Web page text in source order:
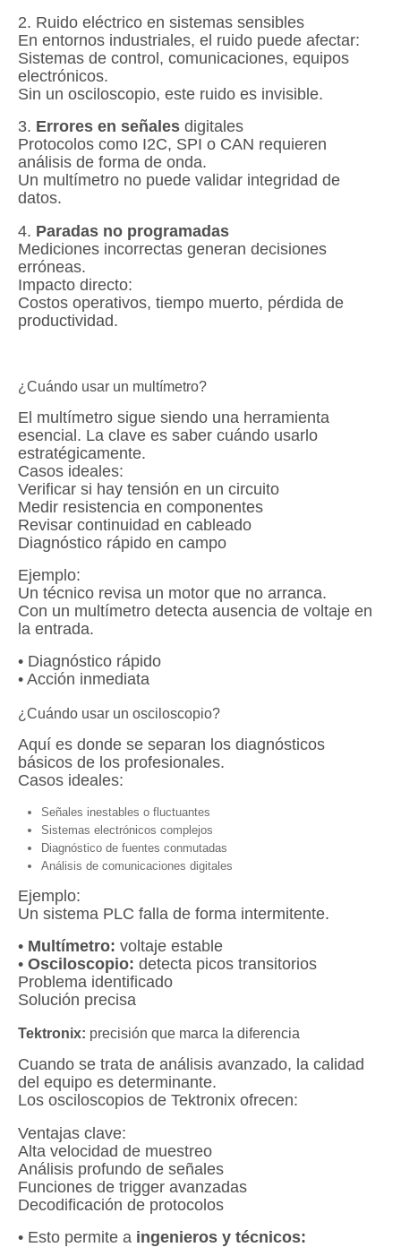
2. Ruido eléctrico en sistemas sensibles
En entornos industriales, el ruido puede afectar:
Sistemas de control, comunicaciones, equipos
electrónicos.
Sin un osciloscopio, este ruido es invisible.
3. Errores en señales digitales
Protocolos como I2C, SPI o CAN requieren
análisis de forma de onda.
Un multímetro no puede validar integridad de
datos.
4. Paradas no programadas
Mediciones incorrectas generan decisiones
erróneas.
Impacto directo:
Costos operativos, tiempo muerto, pérdida de
productividad.
¿Cuándo usar un multímetro?
El multímetro sigue siendo una herramienta
esencial. La clave es saber cuándo usarlo
estratégicamente.
Casos ideales:
Verificar si hay tensión en un circuito
Medir resistencia en componentes
Revisar continuidad en cableado
Diagnóstico rápido en campo
Ejemplo:
Un técnico revisa un motor que no arranca.
Con un multímetro detecta ausencia de voltaje en
la entrada.
• Diagnóstico rápido
• Acción inmediata
¿Cuándo usar un osciloscopio?
Aquí es donde se separan los diagnósticos
básicos de los profesionales.
Casos ideales:
Señales inestables o fluctuantes
Sistemas electrónicos complejos
Diagnóstico de fuentes conmutadas
Análisis de comunicaciones digitales
Ejemplo:
Un sistema PLC falla de forma intermitente.
• Multímetro: voltaje estable
• Osciloscopio: detecta picos transitorios
Problema identificado
Solución precisa
Tektronix: precisión que marca la diferencia
Cuando se trata de análisis avanzado, la calidad
del equipo es determinante.
Los osciloscopios de Tektronix ofrecen:
Ventajas clave:
Alta velocidad de muestreo
Análisis profundo de señales
Funciones de trigger avanzadas
Decodificación de protocolos
• Esto permite a ingenieros y técnicos: